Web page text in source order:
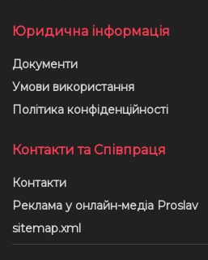
Юридична інформація
Документи
Умови використання
Політика конфіденційності
Контакти та Співпраця
Контакти
Реклама у онлайн-медіа Proslav
sitemap.xml